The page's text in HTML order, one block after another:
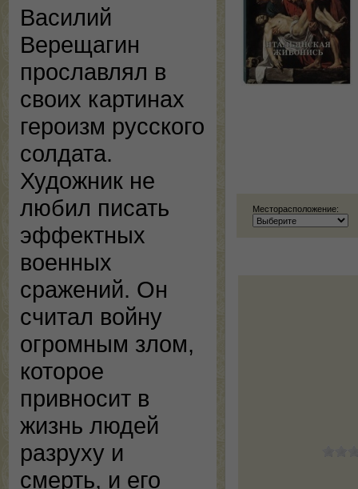
Василий
Верещагин
прославлял в
своих картинах
героизм русского
солдата.
Художник не
любил писать
эффектных
военных
сражений. Он
считал войну
огромным злом,
которое
привносит в
жизнь людей
разруху и
смерть, и его
Месторасположение: